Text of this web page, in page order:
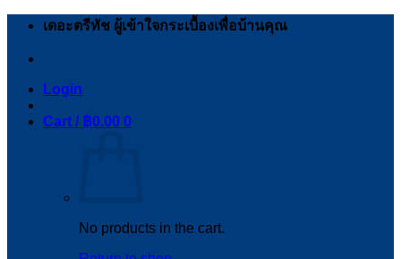
Skip
เดอะตรีทัช ผู้เข้าใจกระเบื้องเพื่อบ้านคุณ
Login
Cart / ฿0.00 0
No products in the cart.